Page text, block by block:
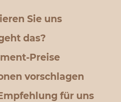
Sie uns
das?
Preise
vorschlagen
für uns